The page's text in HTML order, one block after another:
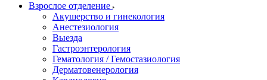
Взрослое отделение
Акушерство и гинекология
Анестезиология
Выезда
Гастроэнтерология
Гематология / Гемостазиология
Дерматовенерология